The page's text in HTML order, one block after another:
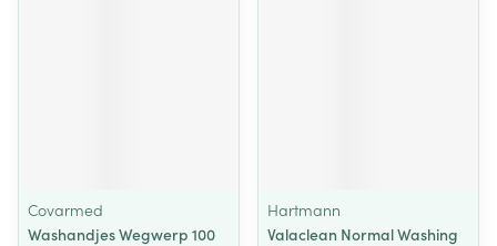
Covarmed
Washandjes Wegwerp 100
Hartmann
Valaclean Normal Washing